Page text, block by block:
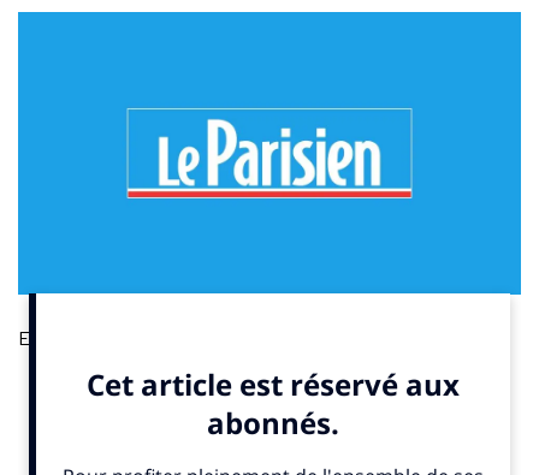
Elle est pour beaucoup dans le succès populaire de l’épreuve
faire partie des 150 véhicules qui ouvrent la route du Tour. Par
A lire ici .